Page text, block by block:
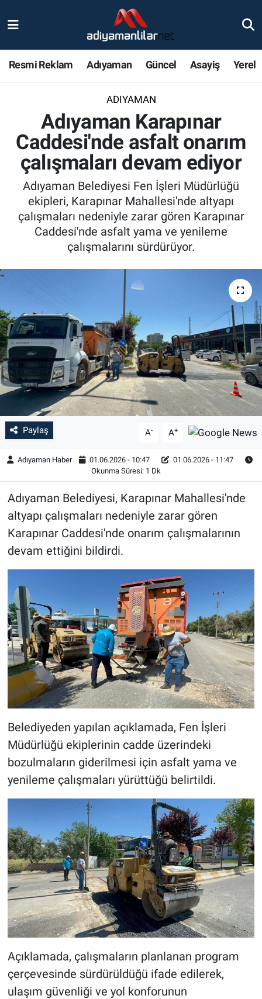
Resmi Reklam Adıyaman Güncel Asayiş Yerel
ADIYAMAN
Adıyaman Karapınar
Caddesi'nde asfalt onarım
çalışmaları devam ediyor
Adıyaman Belediyesi Fen İşleri Müdürlüğü
ekipleri, Karapınar Mahallesi'nde altyapı
çalışmaları nedeniyle zarar gören Karapınar
Caddesi'nde asfalt yama ve yenileme
çalışmalarını sürdürüyor.
Paylaş A- A+
Adıyaman Haber 01.06.2026 - 10:47
01.06.2026 - 11:47
Okunma Süresi: 1 Dk
Adıyaman Belediyesi, Karapınar Mahallesi'nde
altyapı çalışmaları nedeniyle zarar gören
Karapınar Caddesi'nde onarım çalışmalarının
devam ettiğini bildirdi.
Belediyeden yapılan açıklamada, Fen İşleri
Müdürlüğü ekiplerinin cadde üzerindeki
bozulmaların giderilmesi için asfalt yama ve
yenileme çalışmaları yürüttüğü belirtildi.
Açıklamada, çalışmaların planlanan program
çerçevesinde sürdürüldüğü ifade edilerek,
ulaşım güvenliği ve yol konforunun
Magazin
Bölge Haberleri
Gündem
Asayiş
Kültür Sanat
Eğitim
Ekonomi
Yaşam
Çevre
BİLİM VE TEKNOLOJİ
Şambayat Haber
Nöbetçi Eczaneler
Adiyaman Namaz Vakitleri
Trafik Durumu
Süper Lig Puan Durumu ve Fikstür
Tüm Manşetler
Son Dakika Haberleri
Haber Arşivi